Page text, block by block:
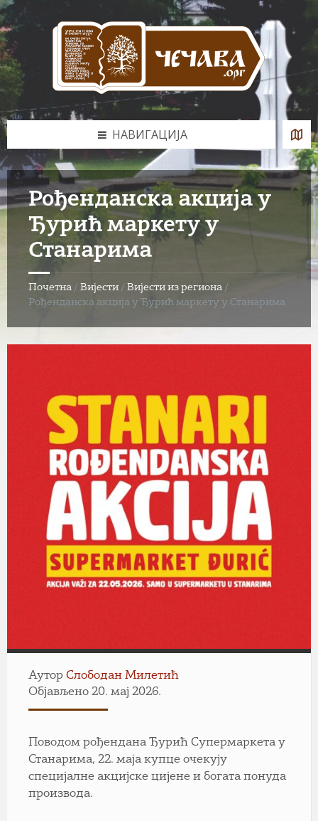
Skip
to
content
Skip
to
left
sidebar
Skip
to
footer
НАВИГАЦИЈА
Рођенданска акција у
Ђурић маркету у
Станарима
Почетна / Вијести / Вијести из региона /
Рођенданска акција у Ђурић маркету у Станарима
Аутор Слободан Милетић
Објављено 20. мај 2026.
Поводом рођендана Ђурић Супермаркета у
Станарима, 22. маја купце очекују
специјалне акцијске цијене и богата понуда
производа.